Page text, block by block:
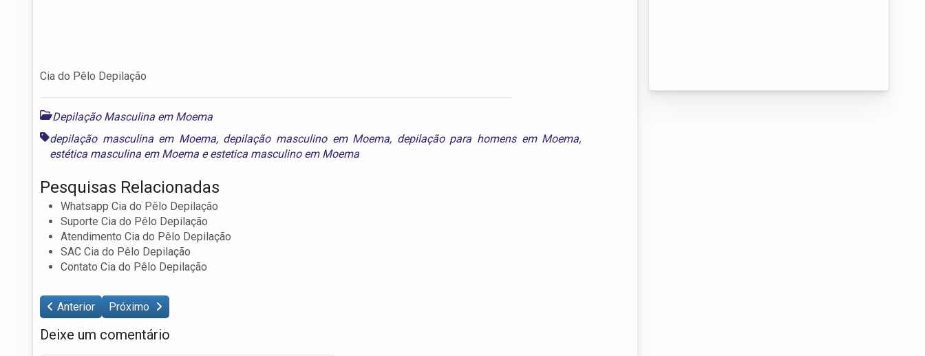
Cia do Pêlo Depilação
Depilação Masculina em Moema
depilação masculina em Moema, depilação masculino em Moema, depilação para homens em Moema,
estética masculina em Moema eestetica masculino em Moema
Pesquisas Relacionadas
Whatsapp Cia do Pêlo Depilação
Suporte Cia do Pêlo Depilação
Atendimento Cia do Pêlo Depilação
SAC Cia do Pêlo Depilação
Contato Cia do Pêlo Depilação
Anterior Próximo
Deixe um comentário